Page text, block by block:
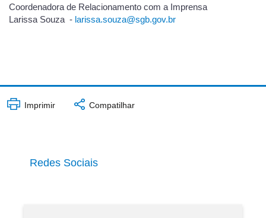
Coordenadora de Relacionamento com a Imprensa
Larissa Souza - arissa.souza@sgb.gov.br
Imprimir Compatilhar
Redes Sociais